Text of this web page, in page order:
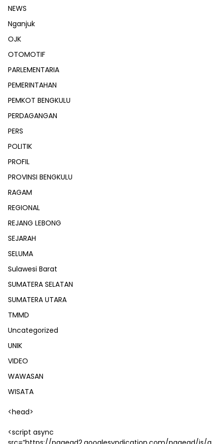
NEWS
Nganjuk
OJK
OTOMOTIF
PARLEMENTARIA
PEMERINTAHAN
PEMKOT BENGKULU
PERDAGANGAN
PERS
POLITIK
PROFIL
PROVINSI BENGKULU
RAGAM
REGIONAL
REJANG LEBONG
SEJARAH
SELUMA
Sulawesi Barat
SUMATERA SELATAN
SUMATERA UTARA
TMMD
Uncategorized
UNIK
VIDEO
WAWASAN
WISATA
<head>
<script async